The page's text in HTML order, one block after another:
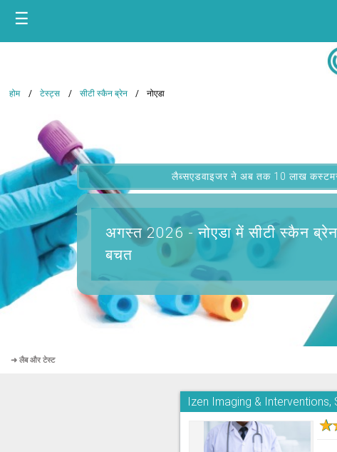
☰
होम टेस्ट्स सीटी स्कैन ब्रेन नोएडा
लैब्सएडवाइजर ने अब तक 10 लाख कस्टमर्स
अगस्त 2026 -नोएडा में सीटी स्कैन ब्रेन
बचत
➜ लैब और टेस्ट
Izen Imaging & Interventions,
★